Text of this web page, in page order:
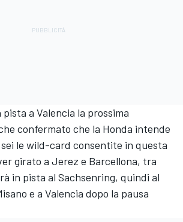
a Valencia la prossima
confermato che la Honda intende
le wild-card consentite in questa
girato a Jerez e Barcellona, tra
in pista al Sachsenring, quindi al
e a Valencia dopo la pausa